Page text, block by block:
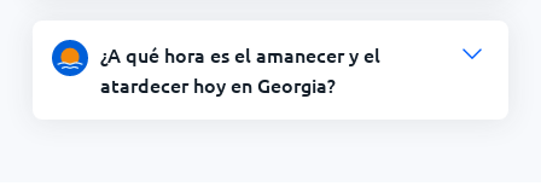
¿A qué hora es el amanecer y el
atardecer hoy en Georgia?